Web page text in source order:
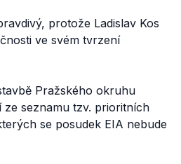
protože Ladislav Kos
ve svém tvrzení
Pražského okruhu
seznamu tzv. prioritních
se posudek EIA nebude